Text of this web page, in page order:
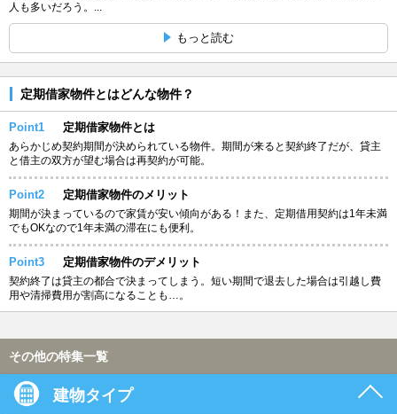
人も多いだろう。...
もっと読む
定期借家物件とはどんな物件？
Point1 定期借家物件とは
あらかじめ契約期間が決められている物件。期間が来ると契約終了だが、貸主
と借主の双方が望む場合は再契約が可能。
Point2 定期借家物件のメリット
期間が決まっているので家賃が安い傾向がある！また、定期借用契約は1年未満
でもOKなので1年未満の滞在にも便利。
Point3 定期借家物件のデメリット
契約終了は貸主の都合で決まってしまう。短い期間で退去した場合は引越し費
用や清掃費用が割高になることも…。
その他の特集一覧
建物タイプ